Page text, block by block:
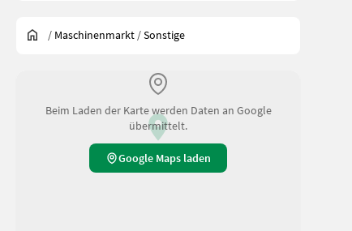
/ Maschinenmarkt /Sonstige
Beim Laden der Karte werden Daten an Google
übermittelt.
Google Maps laden